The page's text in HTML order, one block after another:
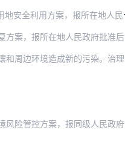
政府批准后实施，并上传农用地环境信…
后实施，并上传农用地环境信息系统。
修复过程中产生的废水、废气和固体废…
准后组织实施，并上传农用地环境信息…